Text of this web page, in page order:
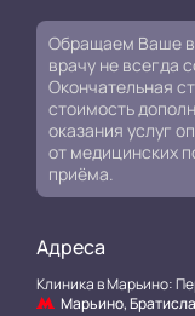
Обращаем Ваше
врачу не всегда
Окончательная
стоимость
оказания услуг
от медицинских
приёма.
Адреса
Клиника в Марьино:
Марьино,